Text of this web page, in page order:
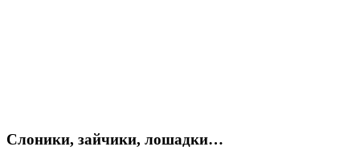
Слоники, зайчики, лошадки…